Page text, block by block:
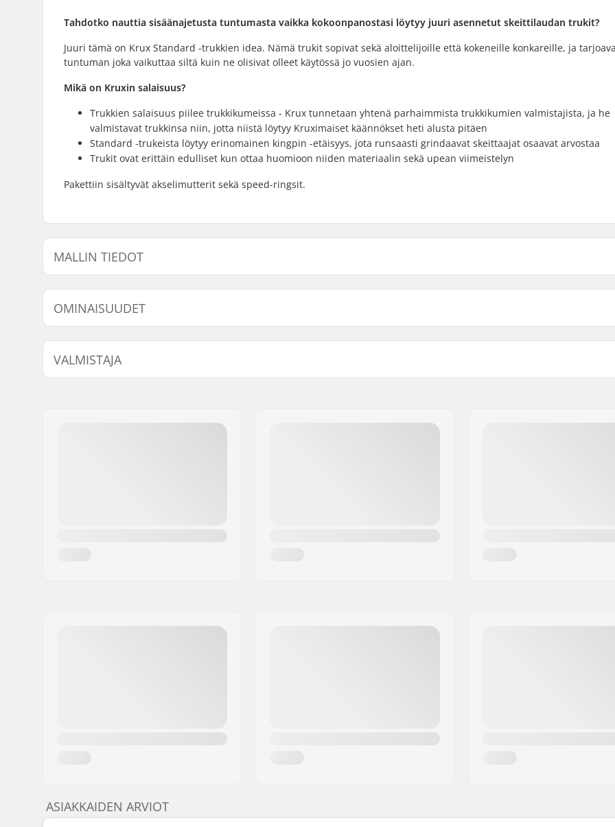
Tahdotko nauttia sisäänajetusta tuntumasta vaikka kokoonpanostasi löytyy juuri asennetut skeittilaudan trukit?
Juuri tämä on Krux Standard -trukkien idea. Nämä trukit sopivat sekä aloittelijoille että kokeneille konkareille, ja
tuntuman joka vaikuttaa siltä kuin ne olisivat olleet käytössä jo vuosien ajan.
Mikä on Kruxin salaisuus?
Trukkien salaisuus piilee trukkikumeissa - Krux tunnetaan yhtenä parhaimmista trukkikumien valmistajista, ja he
valmistavat trukkinsa niin, jotta niistä löytyy Kruximaiset käännökset heti alusta pitäen
Standard -trukeista löytyy erinomainen kingpin -etäisyys, jota runsaasti grindaavat skeittaajat osaavat arvostaa
Trukit ovat erittäin edulliset kun ottaa huomioon niiden materiaalin sekä upean viimeistelyn
Pakettiin sisältyvät akselimutterit sekä speed-ringsit.
MALLIN TIEDOT
7.6"
346g
8" 355g
8.5"
359g
OMINAISUUDET
Kpl per paketti:
1
Trukkityyppi:
hangeri
Trukkikumi:
Trukin profiilin korkeus
VALMISTAJA
ASIAKKAIDEN ARVIOT